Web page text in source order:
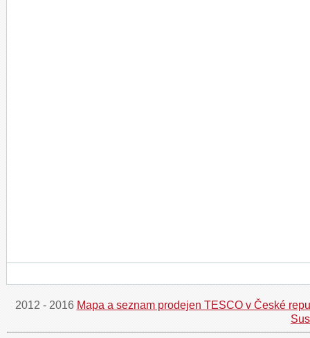
2012 - 2016 Mapa a seznam prodejen TESCO v České